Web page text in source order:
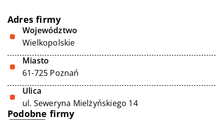
Adres firmy
Województwo
Wielkopolskie
Miasto
61-725 Poznań
Ulica
ul. Seweryna Mielżyńskiego 14
Podobne firmy